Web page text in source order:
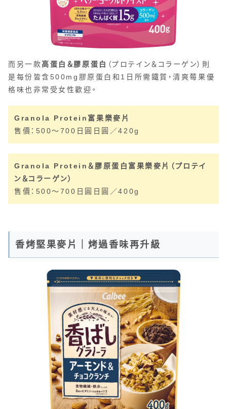
而另一款高蛋白＆膠原蛋白 （プロテイン＆コラーゲン）則
是每份皆含500mg膠原蛋白和1日所需鐵質，清爽莓果優
格味也非常受女性歡迎。
Granola Protein富果樂麥片
售價：500～700日圓日圓／420g
Granola Protein＆膠原蛋白 富果樂麥片（プロテイ
ン＆コラーゲン）
售價：500～700日圓日圓／400g
香烤堅果麥片｜烤過香味再升級